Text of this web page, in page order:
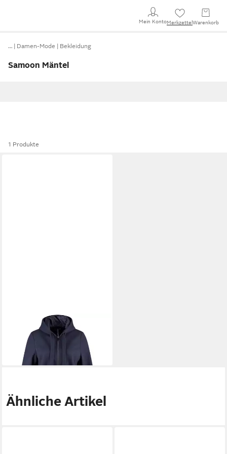
Mein KontoMerkzettel Warenkorb
… Damen-Mode Bekleidung
Samoon Mäntel
1 Produkte
SAMOONLangmantel
139,99 €
UVP199,99 €
Ähnliche Artikel